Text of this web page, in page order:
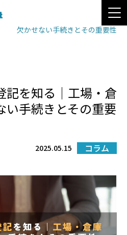
わる登記を知る｜工場・倉庫建設に
欠かせない手続きとその重要性
記を知る｜工場・倉
い手続きとその重要
2025.05.15 コラム